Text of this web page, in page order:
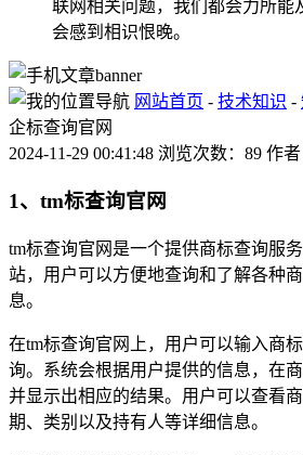
联网相关问题，我们都会力所能
会感到相识恨晚。
网站首页 - 技术知识 -
企标查询官网
2024-11-29 00:41:48 浏览次数：89 作
1、tm标查询官网
tm标查询官网是一个提供商标查询服
站，用户可以方便地查询和了解各种
息。
在tm标查询官网上，用户可以输入商
询。系统会根据用户提供的信息，在
并显示出相应的结果。用户可以查看
期、类别以及持有人等详细信息。